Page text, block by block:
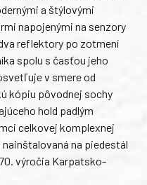
a štýlovými
napojenými na senzory
reflektory po zotmení
spolu s časťou jeho
v smere od
kópiu pôvodnej sochy
hold padlým
celkovej komplexnej
na piedestál
výročia Karpatsko-